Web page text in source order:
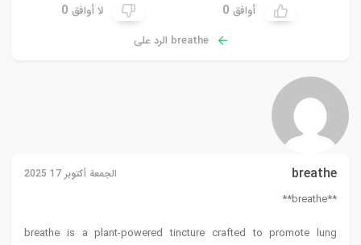
أوافق 0 لا أوافق 0
breathe الرد على
breathe الجمعة أكتوبر 17 2025
**breathe**
breathe is a plant-powered tincture crafted to promote lung